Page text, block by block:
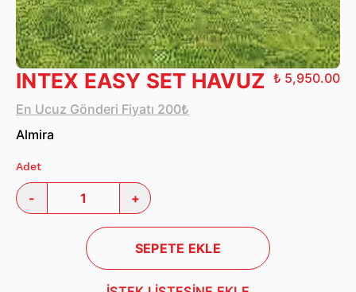
INTEX EASY SET HAVUZ
En Ucuz Gönderi Fiyatı 200₺
₺ 5,950.00
Almira
Adet
- +
SEPETE EKLE